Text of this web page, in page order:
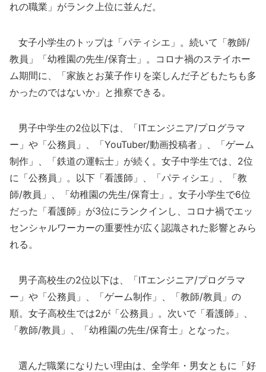
れの職業」がランク上位に並んだ。
女子小学生のトップは「パティシエ」。続いて「教師/
教員」「幼稚園の先生/保育士」。コロナ禍のステイホー
ム期間に、「家族とお菓子作りを楽しんだ子どもたちも多
かったのではないか」と推察できる。
男子中学生の2位以下は、「ITエンジニア/プログラマ
ー」や「公務員」、「YouTuber/動画投稿者」、「ゲーム
制作」、「鉄道の運転士」が続く。女子中学生では、2位
に「公務員」。以下「看護師」、「パティシエ」、「教
師/教員」、「幼稚園の先生/保育士」。女子小学生で6位
だった「看護師」が3位にランクインし、コロナ禍でエッ
センシャルワーカーの重要性が広く認識された影響とみら
れる。
男子高校生の2位以下は、「ITエンジニア/プログラマ
ー」や「公務員」、「ゲーム制作」、「教師/教員」の
順。女子高校生では2が「公務員」。次いで「看護師」、
「教師/教員」、「幼稚園の先生/保育士」となった。
選んだ職業になりたい理由は、全学年・男女ともに「好